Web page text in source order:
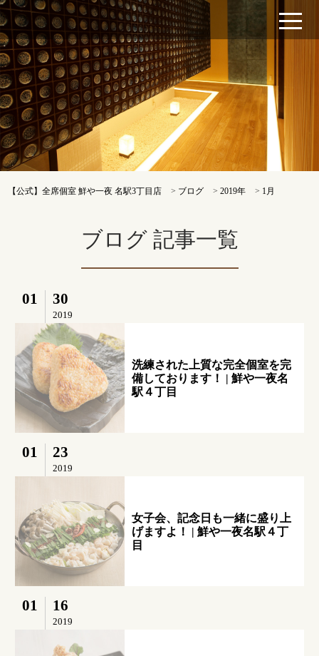
【公式】全席個室 鮮や一夜 名駅3丁目店 > ブログ >2019年 > 1月
ブログ 記事一覧
01 30
2019
洗練された上質な完全個室を完
備しております！ | 鮮や一夜名
駅４丁目
01 23
2019
女子会、記念日も一緒に盛り上
げますよ！ | 鮮や一夜名駅４丁
目
01 16
2019